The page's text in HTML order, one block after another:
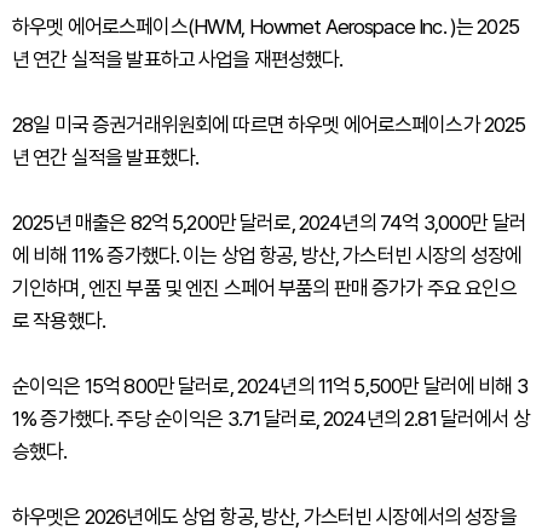
하우멧 에어로스페이스(HWM, Howmet Aerospace Inc. )는 2025
년 연간 실적을 발표하고 사업을 재편성했다.
28일 미국 증권거래위원회에 따르면 하우멧 에어로스페이스가 2025
년 연간 실적을 발표했다.
2025년 매출은 82억 5,200만 달러로, 2024년의 74억 3,000만 달러
에 비해 11% 증가했다. 이는 상업 항공, 방산, 가스터빈 시장의 성장에
기인하며, 엔진 부품 및 엔진 스페어 부품의 판매 증가가 주요 요인으
로 작용했다.
순이익은 15억 800만 달러로, 2024년의 11억 5,500만 달러에 비해 3
1% 증가했다. 주당 순이익은 3.71 달러로, 2024년의 2.81 달러에서 상
승했다.
하우멧은 2026년에도 상업 항공, 방산, 가스터빈 시장에서의 성장을